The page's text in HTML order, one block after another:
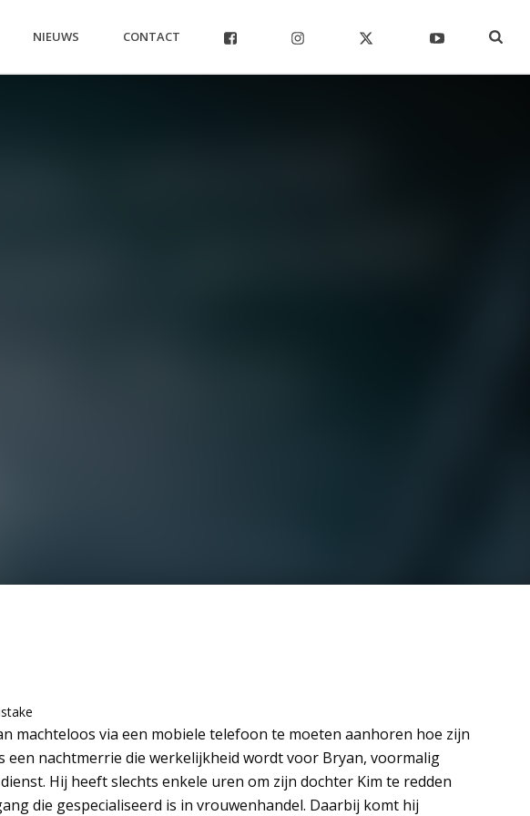
NIEUWS CONTACT
machteloos via een mobiele telefoon te moeten aanhoren hoe zijn
een nachtmerrie die werkelijkheid wordt voor Bryan, voormalig
Hij heeft slechts enkele uren om zijn dochter Kim te redden
die gespecialiseerd is in vrouwenhandel. Daarbij komt hij